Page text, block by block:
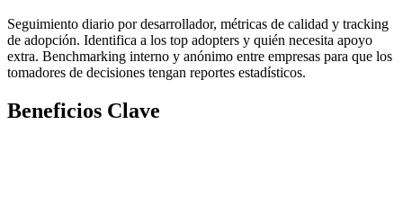
Seguimiento diario por desarrollador, métricas de calidad y tracking
de adopción. Identifica a los top adopters y quién necesita apoyo
extra. Benchmarking interno y anónimo entre empresas para que los
tomadores de decisiones tengan reportes estadísticos.
Beneficios Clave